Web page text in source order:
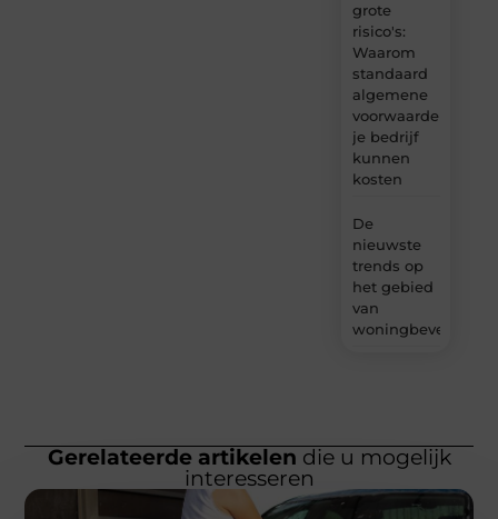
grote
risico's:
Waarom
standaard
algemene
voorwaarden
je bedrijf
kunnen
kosten
De
nieuwste
trends op
het gebied
van
woningbeveiliging
Gerelateerde artikelen die u mogelijk
interesseren